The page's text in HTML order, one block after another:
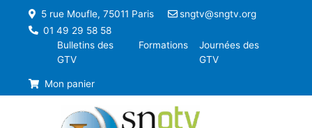
5 rue Moufle, 75011 Paris
sngtv@sngtv.org
01 49 29 58 58
Bulletins des
GTV
Formations
Journées des
GTV
Mon panier